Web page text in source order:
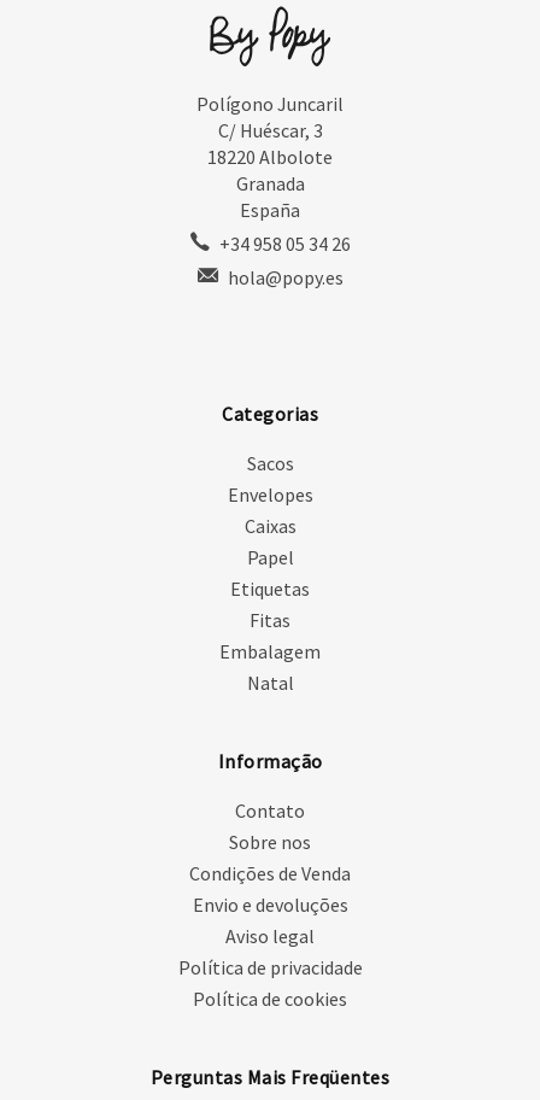
Polígono Juncaril
C/ Huéscar, 3
18220 Albolote
Granada
España
+34 958 05 34 26
hola@popy.es
Categorias
Sacos
Envelopes
Caixas
Papel
Etiquetas
Fitas
Embalagem
Natal
Informação
Contato
Sobre nos
Condições de Venda
Envio e devoluções
Aviso legal
Política de privacidade
Política de cookies
Perguntas Mais Freqüentes